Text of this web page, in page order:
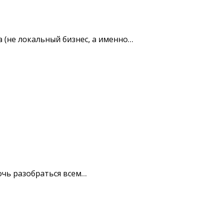
(не локальный бизнес, а именно…
разобраться всем…